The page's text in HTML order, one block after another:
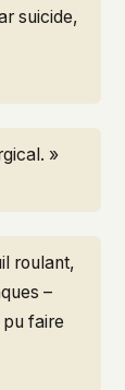
suicide,
»
roulant,
–
faire